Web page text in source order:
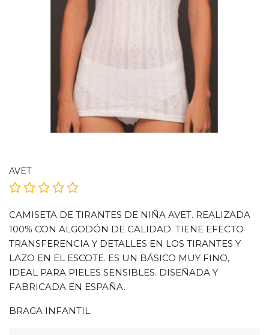
AVET
CAMISETA DE TIRANTES DE NIÑA AVET. REALIZADA
100% CON ALGODÓN DE CALIDAD. TIENE EFECTO
TRANSFERENCIA Y DETALLES EN LOS TIRANTES Y
LAZO EN EL ESCOTE. ES UN BÁSICO MUY FINO,
IDEAL PARA PIELES SENSIBLES. DISEÑADA Y
FABRICADA EN ESPAÑA.
BRAGA INFANTIL.